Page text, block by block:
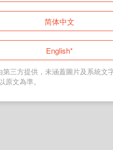
返回首頁
简体中文
English*
第三方提供，未涵蓋圖片及系統文
原文為準。